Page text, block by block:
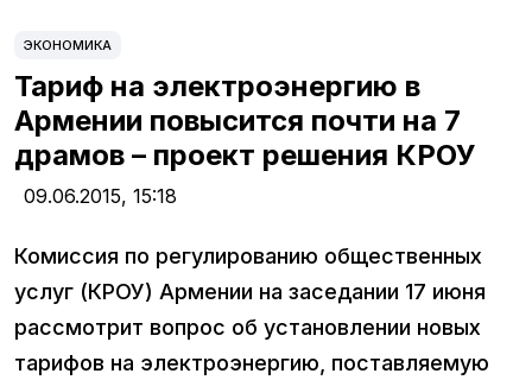
ЭКОНОМИКА
Тариф на электроэнергию в
Армении повысится почти на 7
драмов – проект решения КРОУ
09.06.2015, 15:18
Комиссия по регулированию общественных
услуг (КРОУ) Армении на заседании 17 июня
рассмотрит вопрос об установлении новых
тарифов на электроэнергию, поставляемую